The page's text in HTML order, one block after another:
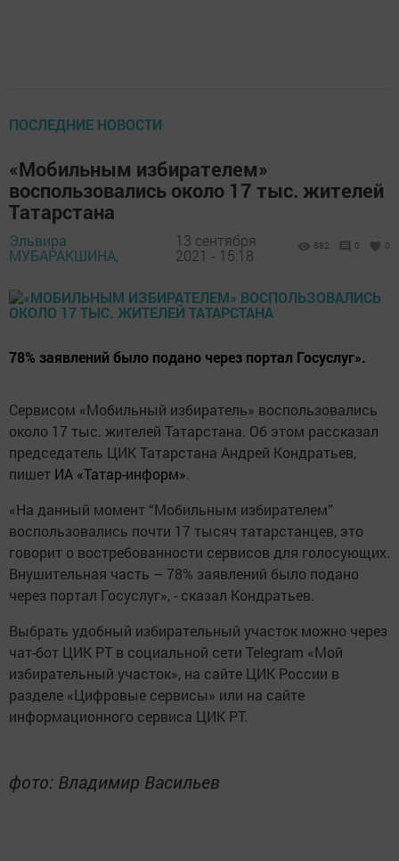
ПОСЛЕДНИЕ НОВОСТИ
«Мобильным избирателем»
воспользовались около 17 тыс. жителей
Татарстана
Эльвира
МУБАРАКШИНА,
13 сентября
2021 - 15:18
882 0 0
78% заявлений было подано через портал Госуслуг».
Сервисом «Мобильный избиратель» воспользовались
около 17 тыс. жителей Татарстана. Об этом рассказал
председатель ЦИК Татарстана Андрей Кондратьев,
пишет ИА «Татар-информ».
«На данный момент “Мобильным избирателем”
воспользовались почти 17 тысяч татарстанцев, это
говорит о востребованности сервисов для голосующих.
Внушительная часть – 78% заявлений было подано
через портал Госуслуг», - сказал Кондратьев.
Выбрать удобный избирательный участок можно через
чат-бот ЦИК РТ в социальной сети Telegram «Мой
избирательный участок», на сайте ЦИК России в
разделе «Цифровые сервисы» или на сайте
информационного сервиса ЦИК РТ.
фото: Владимир Васильев